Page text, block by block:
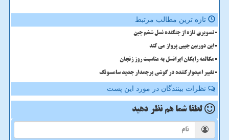
تازه ترین مطالب مرتبط
تصویری تازه از جنگنده نسل ششم چین
این دوربین جیبی پرواز می کند
مکالمه رایگان ایرانسل به مناسبت روز زنجان
تغییر امیدوارکننده در گوشی پرچمدار جدید سامسونگ
نظرات بینندگان در مورد این پست
لطفا شما هم نظر دهید